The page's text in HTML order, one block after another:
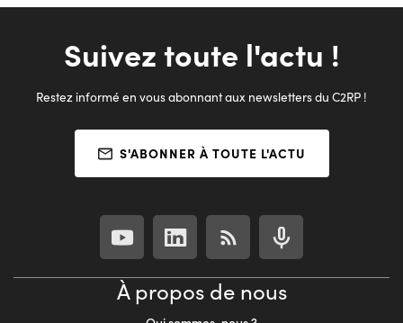
Suivez toute l'actu !
Restez informé en vous abonnant aux newsletters du C2RP !
S'ABONNER À TOUTE L'ACTU
À propos de nous